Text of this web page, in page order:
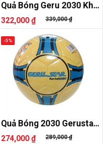
Quả Bóng Geru 2030 Khâu
Tay
322,000 ₫ 339,000 ₫
Quả Bóng 2030 Gerustar
Dán
274,000 ₫ 289,000 ₫
-5%